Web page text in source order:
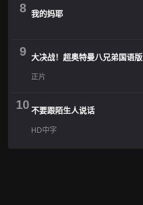
8 我的妈耶
9 大决战！超奥特曼八兄弟国语版
正片
10 不要跟陌生人说话
HD中字